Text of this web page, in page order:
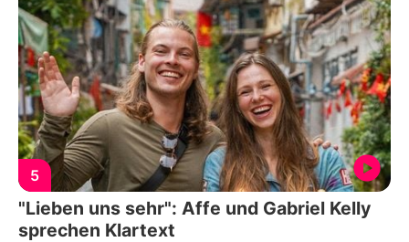
5
"Lieben uns sehr": Affe und Gabriel Kelly
sprechen Klartext